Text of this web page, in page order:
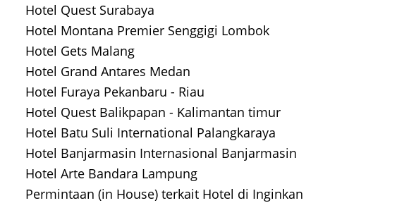
Hotel Quest Surabaya
Hotel Montana Premier Senggigi Lombok
Hotel Gets Malang
Hotel Grand Antares Medan
Hotel Furaya Pekanbaru - Riau
Hotel Quest Balikpapan - Kalimantan timur
Hotel Batu Suli International Palangkaraya
Hotel Banjarmasin Internasional Banjarmasin
Hotel Arte Bandara Lampung
Permintaan (in House) terkait Hotel di Inginkan